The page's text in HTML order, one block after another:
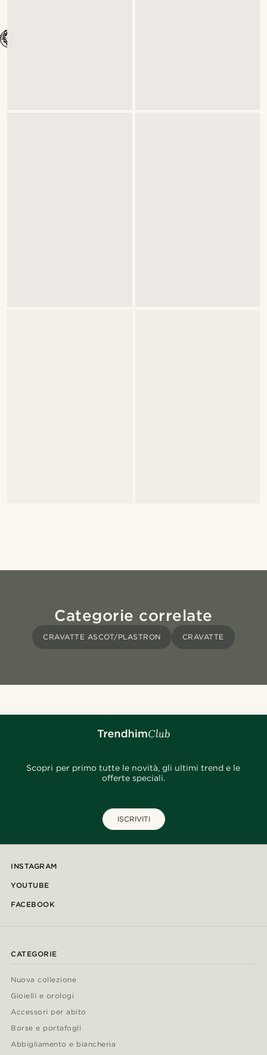
Categorie correlate
CRAVATTE ASCOT/PLASTRON CRAVATTE
Scopri per primo tutte le novità, gli ultimi trend e le
offerte speciali.
ISCRIVITI
INSTAGRAM
YOUTUBE
FACEBOOK
CATEGORIE
Nuova collezione
Gioielli e orologi
Accessori per abito
Borse e portafogli
Abbigliamento e biancheria